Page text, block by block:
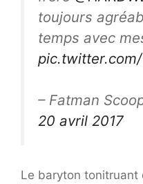
toujours
temps avec
pic.twitter.com/
– Fatman
20 avril 2017
Le baryton tonitruant